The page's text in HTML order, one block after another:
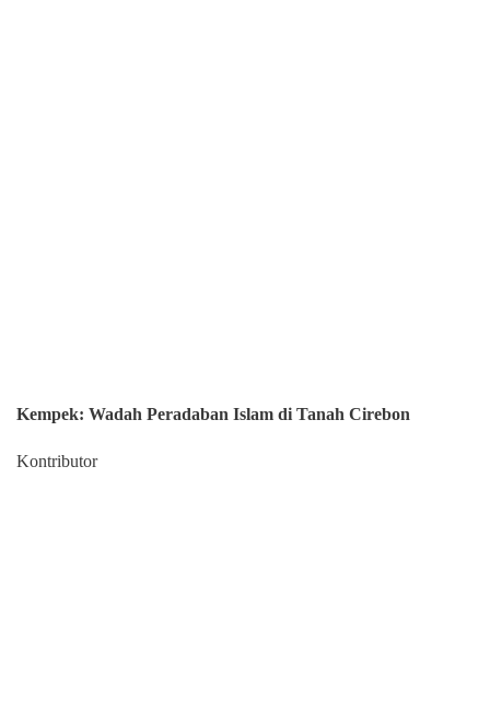
Kempek: Wadah Peradaban Islam di Tanah Cirebon
Kontributor